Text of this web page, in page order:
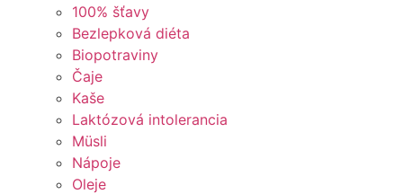
100% šťavy
Bezlepková diéta
Biopotraviny
Čaje
Kaše
Laktózová intolerancia
Müsli
Nápoje
Oleje